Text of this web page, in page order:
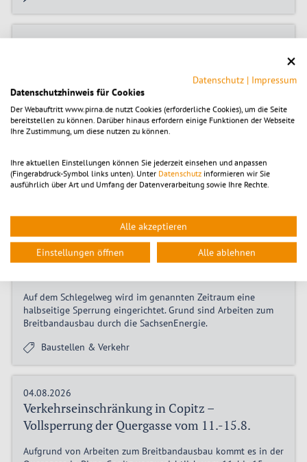
04.08.2026
2032 – Stadt startet Bürgerbeteiligung und lädt
zur Infoveranstaltung ein
Die Stadt Pirna bereitet derzeit eine Bewerbung für die
Ausrichtung der Landesgartenschau 2032 vor. Damit die
August bis 4. September 2026 eine erste Bürgerbeteiligung.
04.08.2026
Verkehrseinschränkung am Schlegelweg in
Auf dem Schlegelweg wird im genannten Zeitraum eine
halbseitige Sperrung eingerichtet. Grund sind Arbeiten zum
Breitbandausbau durch die SachsenEnergie.
Baustellen & Verkehr
04.08.2026
Verkehrseinschränkung in Copitz –
Vollsperrung der Quergasse vom 11.-15.8.
Aufgrund von Arbeiten zum Breitbandausbau kommt es in der
Datenschutz | Impressum
Datenschutzhinweis für Cookies
Der Webauftritt www.pirna.de nutzt Cookies (erforderliche Cookies), um die Seite
bereitstellen zu können. Darüber hinaus erfordern einige Funktionen der Webseite
Ihre Zustimmung, um diese nutzen zu können.
Ihre aktuellen Einstellungen können Sie jederzeit einsehen und anpassen
(Fingerabdruck-Symbol links unten). Unter Datenschutz informieren wir Sie
ausführlich über Art und Umfang der Datenverarbeitung sowie Ihre Rechte.
Alle akzeptieren
Einstellungen öffnen Alle ablehnen